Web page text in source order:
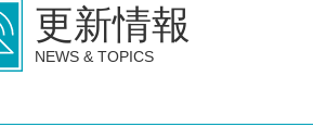
更新情報
NEWS & TOPICS